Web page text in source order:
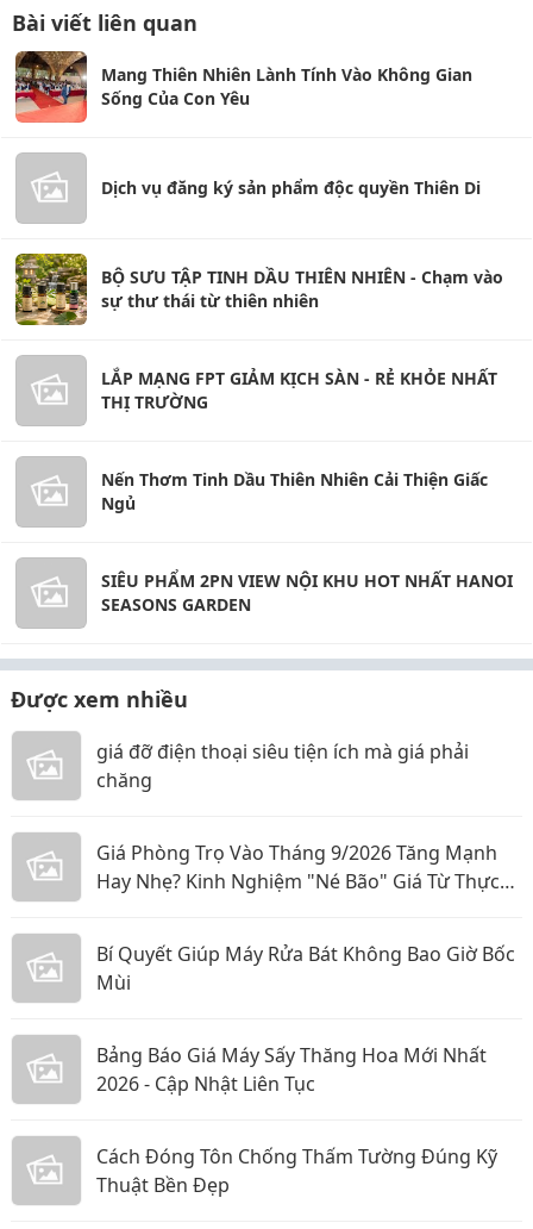
Bài viết liên quan
Mang Thiên Nhiên Lành Tính Vào Không Gian
Sống Của Con Yêu
Dịch vụ đăng ký sản phẩm độc quyền Thiên Di
BỘ SƯU TẬP TINH DẦU THIÊN NHIÊN - Chạm vào
sự thư thái từ thiên nhiên
LẮP MẠNG FPT GIẢM KỊCH SÀN - RẺ KHỎE NHẤT
THỊ TRƯỜNG
Nến Thơm Tinh Dầu Thiên Nhiên Cải Thiện Giấc
Ngủ
SIÊU PHẨM 2PN VIEW NỘI KHU HOT NHẤT HANOI
SEASONS GARDEN
Được xem nhiều
giá đỡ điện thoại siêu tiện ích mà giá phải
chăng
Giá Phòng Trọ Vào Tháng 9/2026 Tăng Mạnh
Hay Nhẹ? Kinh Nghiệm "Né Bão" Giá Từ Thực
Bí Quyết Giúp Máy Rửa Bát Không Bao Giờ Bốc
Mùi
Bảng Báo Giá Máy Sấy Thăng Hoa Mới Nhất
2026 - Cập Nhật Liên Tục
Cách Đóng Tôn Chống Thấm Tường Đúng Kỹ
Thuật Bền Đẹp